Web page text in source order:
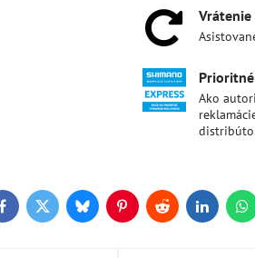
Ako
FacebookTwitterBlueskyPinterestRedditLinkedIn